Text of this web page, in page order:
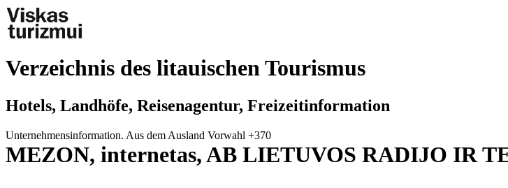
Verzeichnis des litauischen Tourismus
Hotels, Landhöfe, Reisenagentur, Freizeitinformation
Unternehmensinformation. Aus dem Ausland Vorwahl +370
MEZON, internetas, AB LIETUVOS RADIJO IR